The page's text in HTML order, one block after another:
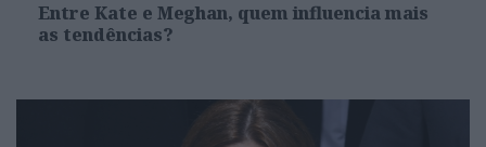
Entre Kate e Meghan, quem influencia mais
as tendências?